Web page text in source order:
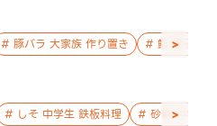
# 豚バラ 大家族 作り置き # 鮭 親子 作
>
# しそ 中学生 鉄板料理 # 砂糖 中学生
>